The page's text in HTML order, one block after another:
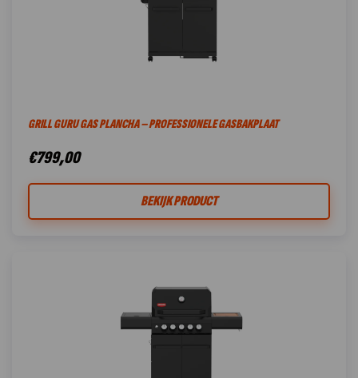
GRILL GURU GAS PLANCHA – PROFESSIONELE GASBAKPLAAT
€799,00
BEKIJK PRODUCT